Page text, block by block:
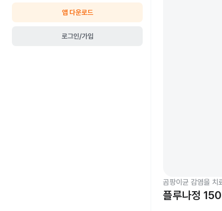
앱 다운로드
로그인/가입
곰팡이균 감염을 치
플루나정